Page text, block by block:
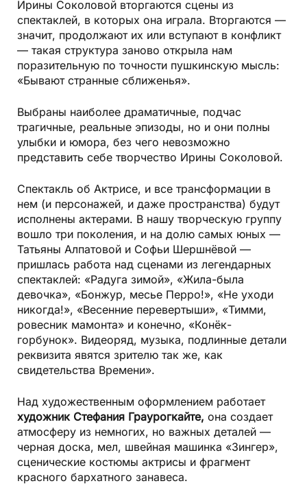
Ирины Соколовой вторгаются сцены из
спектаклей, в которых она играла. Вторгаются —
значит, продолжают их или вступают в конфликт
— такая структура заново открыла нам
поразительную по точности пушкинскую мысль:
«Бывают странные сближенья».
Выбраны наиболее драматичные, подчас
трагичные, реальные эпизоды, но и они полны
улыбки и юмора, без чего невозможно
представить себе творчество Ирины Соколовой.
Спектакль об Актрисе, и все трансформации в
нем (и персонажей, и даже пространства) будут
исполнены актерами. В нашу творческую группу
вошло три поколения, и на долю самых юных —
Татьяны Алпатовой и Софьи Шершнёвой —
пришлась работа над сценами из легендарных
спектаклей: «Радуга зимой», «Жила-была
девочка», «Бонжур, месье Перро!», «Не уходи
никогда!», «Весенние перевертыши», «Тимми,
ровесник мамонта» и конечно, «Конёк-
горбунок». Видеоряд, музыка, подлинные детали
реквизита явятся зрителю так же, как
свидетельства Времени».
Над художественным оформлением работает
художник Стефания Граурогкайте, она создает
атмосферу из немногих, но важных деталей —
черная доска, мел, швейная машинка «Зингер»,
сценические костюмы актрисы и фрагмент
красного бархатного занавеса.